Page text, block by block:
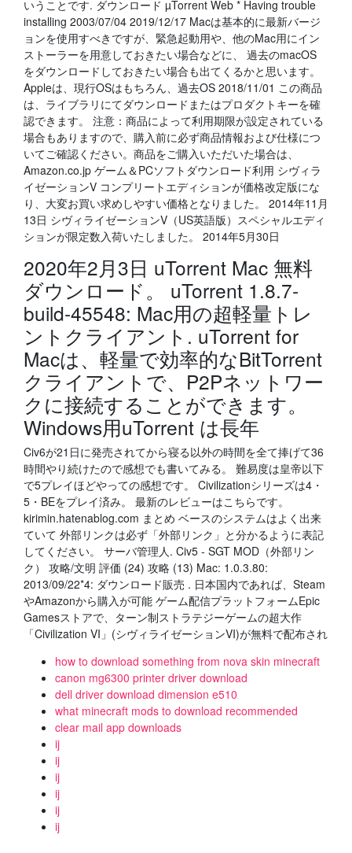
いうことです. ダウンロード µTorrent Web * Having trouble
installing 2003/07/04 2019/12/17 Macは基本的に最新バージ
ョンを使用すべきですが、緊急起動用や、他のMac用にイン
ストーラーを用意しておきたい場合などに、 過去のmacOS
をダウンロードしておきたい場合も出てくるかと思います。
Appleは、現行OSはもちろん、過去OS 2018/11/01 この商品
は、ライブラリにてダウンロードまたはプロダクトキーを確
認できます。 注意：商品によって利用期限が設定されている
場合もありますので、購入前に必ず商品情報および仕様につ
いてご確認ください。商品をご購入いただいた場合は、
Amazon.co.jp ゲーム＆PCソフトダウンロード利用 シヴィラ
イゼーションV コンプリートエディションが価格改定版にな
り、大変お買い求めしやすい価格となりました。 2014年11月
13日 シヴィライゼーションV（US英語版）スペシャルエディ
ションが限定数入荷いたしました。 2014年5月30日
2020年2月3日 uTorrent Mac 無料
ダウンロード。 uTorrent 1.8.7-
build-45548: Mac用の超軽量トレ
ントクライアント. uTorrent for
Macは、軽量で効率的なBitTorrent
クライアントで、P2Pネットワー
クに接続することができます。
Windows用uTorrent は長年
Civ6が21日に発売されてから寝る以外の時間を全て捧げて36
時間やり続けたので感想でも書いてみる。 難易度は皇帝以下
で5プレイほどやっての感想です。 Civilizationシリーズは4・
5・BEをプレイ済み。 最新のレビューはこちらです。
kirimin.hatenablog.com まとめ ベースのシステムはよく出来
ていて 外部リンクは必ず「外部リンク」と分かるように表記
してください。 サーバ管理人. Civ5 - SGT MOD（外部リン
ク） 攻略/文明 評価 (24) 攻略 (13) Mac: 1.0.3.80:
2013/09/22*4: ダウンロード販売 . 日本国内であれば、Steam
やAmazonから購入が可能 ゲーム配信プラットフォームEpic
Gamesストアで、ターン制ストラテジーゲームの超大作
「Civilization VI」(シヴィライゼーションVI)が無料で配布され
how to download something from nova skin minecraft
canon mg6300 printer driver download
dell driver download dimension e510
what minecraft mods to download recommended
clear mail app downloads
ij
ij
ij
ij
ij
ij